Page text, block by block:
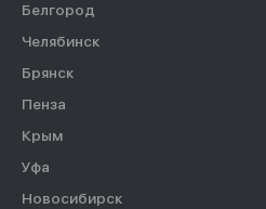
Белгород
Челябинск
Брянск
Пенза
Крым
Уфа
Новосибирск